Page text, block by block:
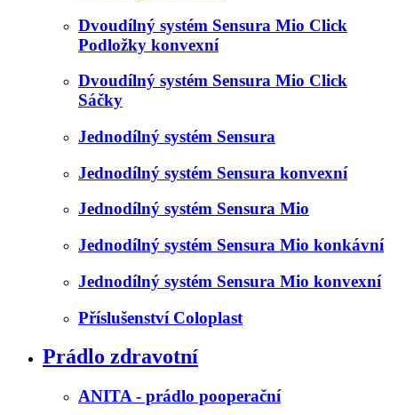
Dvoudílný systém Sensura Mio Click
Podložky konvexní
Dvoudílný systém Sensura Mio Click
Sáčky
Jednodílný systém Sensura
Jednodílný systém Sensura konvexní
Jednodílný systém Sensura Mio
Jednodílný systém Sensura Mio konkávní
Jednodílný systém Sensura Mio konvexní
Příslušenství Coloplast
Prádlo zdravotní
ANITA - prádlo pooperační